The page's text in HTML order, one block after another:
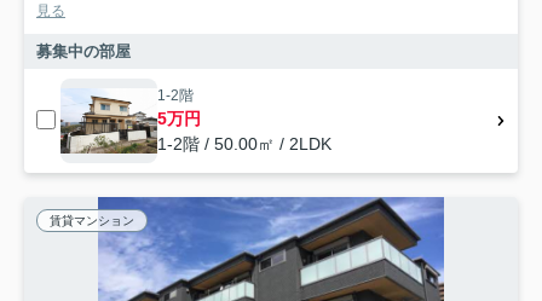
見る
募集中の部屋
1-2階
5万円
1-2階 / 50.00㎡ / 2LDK
賃貸マンション